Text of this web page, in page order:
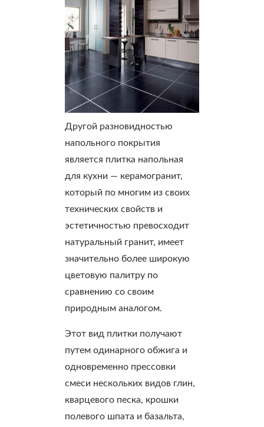
Другой разновидностью
напольного покрытия
является плитка напольная
для кухни — керамогранит,
который по многим из своих
технических свойств и
эстетичностью превосходит
натуральный гранит, имеет
значительно более широкую
цветовую палитру по
сравнению со своим
природным аналогом.
Этот вид плитки получают
путем одинарного обжига и
одновременно прессовки
смеси нескольких видов глин,
кварцевого песка, крошки
полевого шпата и базальта,